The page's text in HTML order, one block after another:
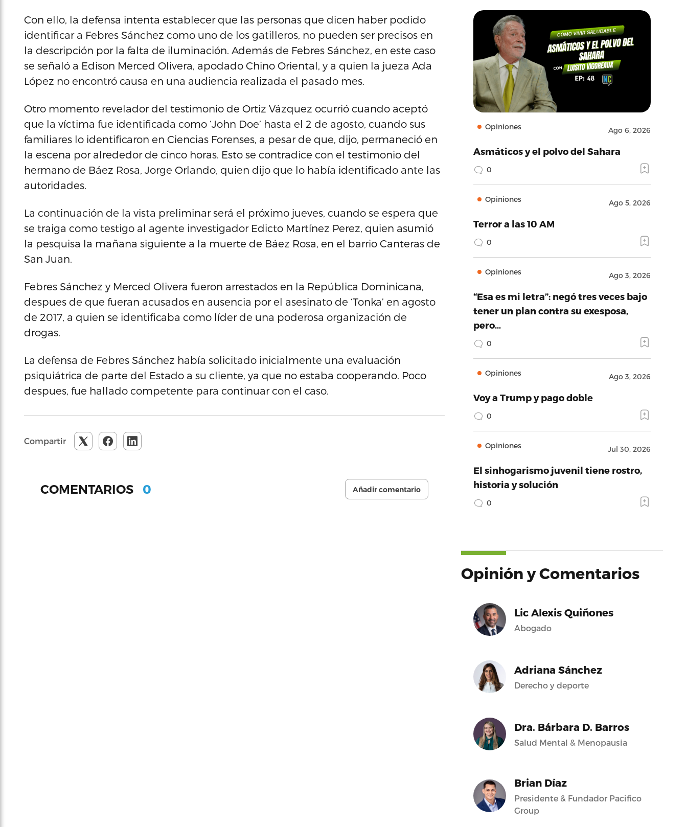
Con ello, la defensa intenta establecer que las personas que dicen haber podido
identificar a Febres Sánchez como uno de los gatilleros, no pueden ser precisos en
la descripción por la falta de iluminación. Además de Febres Sánchez, en este caso
se señaló a Edison Merced Olivera, apodado Chino Oriental, y a quien la jueza Ada
López no encontró causa en una audiencia realizada el pasado mes.
Otro momento revelador del testimonio de Ortiz Vázquez ocurrió cuando aceptó
que la víctima fue identificada como ‘John Doe’ hasta el 2 de agosto, cuando sus
familiares lo identificaron en Ciencias Forenses, a pesar de que, dijo, permaneció en
la escena por alrededor de cinco horas. Esto se contradice con el testimonio del
hermano de Báez Rosa, Jorge Orlando, quien dijo que lo había identificado ante las
autoridades.
La continuación de la vista preliminar será el próximo jueves, cuando se espera que
se traiga como testigo al agente investigador Edicto Martínez Perez, quien asumió
la pesquisa la mañana siguiente a la muerte de Báez Rosa, en el barrio Canteras de
San Juan.
Febres Sánchez y Merced Olivera fueron arrestados en la República Dominicana,
despues de que fueran acusados en ausencia por el asesinato de ‘Tonka’ en agosto
de 2017, a quien se identificaba como líder de una poderosa organización de
drogas.
La defensa de Febres Sánchez había solicitado inicialmente una evaluación
psiquiátrica de parte del Estado a su cliente, ya que no estaba cooperando. Poco
despues, fue hallado competente para continuar con el caso.
Compartir
COMENTARIOS 0 Añadir comentario
Opiniones Ago 6, 2026
Asmáticos y el polvo del Sahara
0
Opiniones Ago 5, 2026
Terror a las 10 AM
0
Opiniones Ago 3, 2026
“Esa es mi letra”: negó tres veces bajo
tener un plan contra su exesposa,
pero…
0
Opiniones Ago 3, 2026
Voy a Trump y pago doble
0
Opiniones Jul 30, 2026
El sinhogarismo juvenil tiene rostro,
historia y solución
0
Opinión y Comentarios
Lic Alexis Quiñones
Abogado
Adriana Sánchez
Derecho y deporte
Dra. Bárbara D. Barros
Salud Mental & Menopausia
Brian Díaz
Presidente & Fundador Pacifico
Group